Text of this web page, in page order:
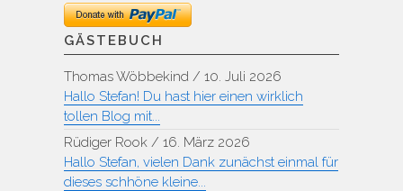
GÄSTEBUCH
Thomas Wöbbekind / 10. Juli 2026
Hallo Stefan! Du hast hier einen wirklich
tollen Blog mit...
Rüdiger Rook / 16. März 2026
Hallo Stefan, vielen Dank zunächst einmal für
dieses schhöne kleine...